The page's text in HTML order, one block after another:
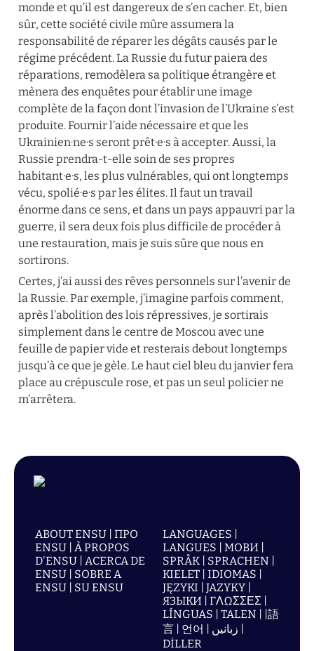
monde et qu’il est dangereux de s’en cacher. Et, bien
sûr, cette société civile mûre assumera la
responsabilité de réparer les dégâts causés par le
régime précédent. La Russie du futur paiera des
réparations, remodèlera sa politique étrangère et
mènera des enquêtes pour établir une image
complète de la façon dont l’invasion de l’Ukraine s’est
produite. Fournir l’aide nécessaire et que les
Ukrainien·ne·s seront prêt·e·s à accepter. Aussi, la
Russie prendra-t-elle soin de ses propres
habitant·e·s, les plus vulnérables, qui ont longtemps
vécu, spolié·e·s par les élites. Il faut un travail
énorme dans ce sens, et dans un pays appauvri par la
guerre, il sera deux fois plus difficile de procéder à
une restauration, mais je suis sûre que nous en
sortirons.
Certes, j’ai aussi des rêves personnels sur l’avenir de
la Russie. Par exemple, j’imagine parfois comment,
après l’abolition des lois répressives, je sortirais
simplement dans le centre de Moscou avec une
feuille de papier vide et resterais debout longtemps
jusqu’à ce que je gèle. Le haut ciel bleu du janvier fera
place au crépuscule rose, et pas un seul policier ne
m’arrêtera.
ABOUT ENSU | ПРО
ENSU | À PROPOS
D'ENSU | ACERCA DE
ENSU | SOBRE A
ENSU | SU ENSU
LANGUAGES |
LANGUES | МОВИ |
SPRÅK | SPRACHEN |
KIELET | IDIOMAS |
JĘZYKI | JAZYKY |
ЯЗЫКИ | ΓΛΩΣΣΕΣ |
LÍNGUAS | TALEN | |語
言 | 언어 | زبانیں |
DİLLER